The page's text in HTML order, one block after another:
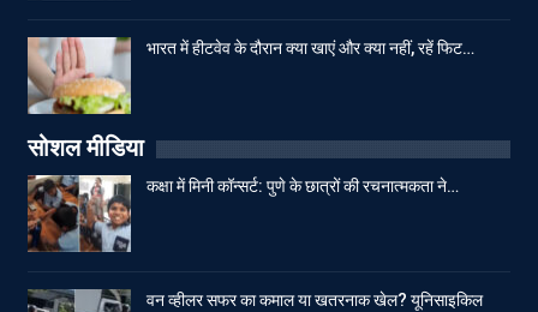
भारत में हीटवेव के दौरान क्या खाएं और क्या नहीं, रहें फिट…
सोशल मीडिया
कक्षा में मिनी कॉन्सर्ट: पुणे के छात्रों की रचनात्मकता ने…
वन व्हीलर सफर का कमाल या खतरनाक खेल? यूनिसाइकिल